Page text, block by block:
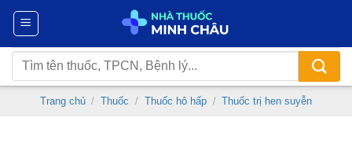
Chuyển
nội
dung
Tìm
kiếm:
Trang chủ / Thuốc / Thuốc hô hấp / Thuốc trị hen suyễn